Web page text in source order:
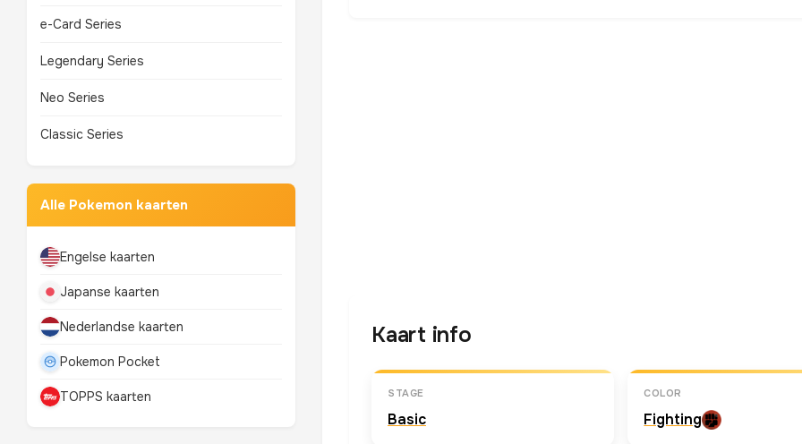
e-Card Series
Legendary Series
Neo Series
Classic Series
Alle Pokemon kaarten
Engelse kaarten
Japanse kaarten
Nederlandse kaarten
Pokemon Pocket
TOPPS kaarten
Kaart info
STAGE
Basic
COLOR
Fighting